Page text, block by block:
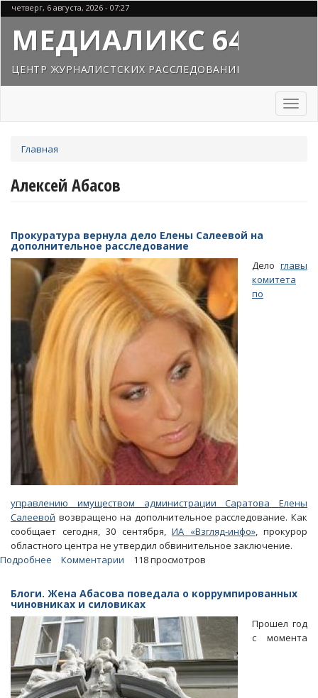
Перейти
к
основному
содержанию
четверг, 6 августа, 2026 - 07:27
МЕДИАЛИКС 64
ЦЕНТР ЖУРНАЛИСТСКИХ РАССЛЕДОВАНИЙ
Toggle
здесь
Главная
Алексей Абасов
Прокуратура вернула дело Елены Салеевой на
дополнительное расследование
Дело главы
комитета
по
управлению имуществом администрации Саратова Елены
Салеевой возвращено на дополнительное расследование. Как
сообщает сегодня, 30 сентября, ИА «Взгляд-инфо», прокурор
областного центра не утвердил обвинительное заключение.
Подробнее
вернула
дело
Елены
Салеевой
на
дополнительное
расследование
Комментарии 118 просмотров
Блоги. Жена Абасова поведала о коррумпированных
чиновниках и силовиках
Прошел год
с момента